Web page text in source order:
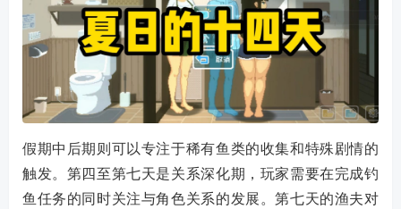
假期中后期则可以专注于稀有鱼类的收集和特殊剧情的
触发。第四至第七天是关系深化期，玩家需要在完成钓
鱼任务的同时关注与角色关系的发展。第七天的渔夫对